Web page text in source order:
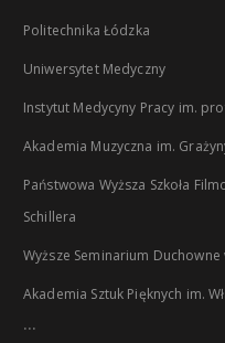
Politechnika Łódzka
Uniwersytet Medyczny
Instytut Medycyny Pracy im.
Akademia Muzyczna im.
Państwowa Wyższa Szkoła
Schillera
Wyższe Seminarium Duchowne
Akademia Sztuk Pięknych im.
...